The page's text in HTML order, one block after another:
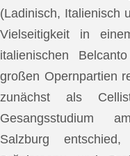
(Ladinisch, Italienisch
Vielseitigkeit in
italienischen
großen Opernpartien
zunächst als
Gesangsstudium
Salzburg